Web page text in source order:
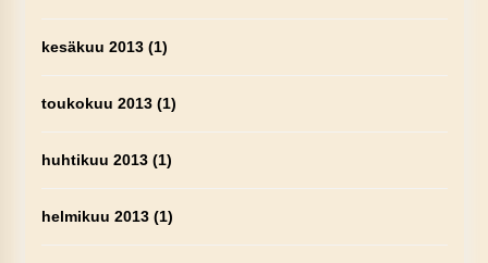
kesäkuu 2013(1)
toukokuu 2013(1)
huhtikuu 2013(1)
helmikuu 2013(1)